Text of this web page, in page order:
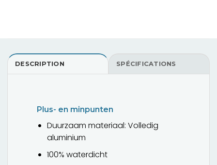
DESCRIPTION SPÉCIFICATIONS
Plus- en minpunten
Duurzaam materiaal: Volledig
aluminium
100% waterdicht